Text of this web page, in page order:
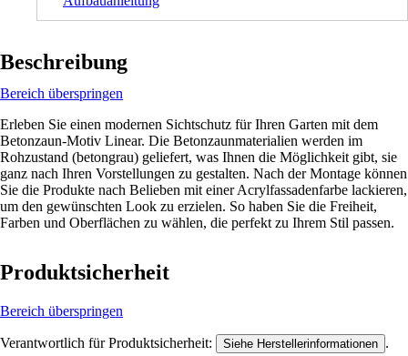
Beschreibung
Bereich überspringen
Erleben Sie einen modernen Sichtschutz für Ihren Garten mit dem
Betonzaun-Motiv Linear. Die Betonzaunmaterialien werden im
Rohzustand (betongrau) geliefert, was Ihnen die Möglichkeit gibt, sie
ganz nach Ihren Vorstellungen zu gestalten. Nach der Montage können
Sie die Produkte nach Belieben mit einer Acrylfassadenfarbe lackieren,
um den gewünschten Look zu erzielen. So haben Sie die Freiheit,
Farben und Oberflächen zu wählen, die perfekt zu Ihrem Stil passen.
Produktsicherheit
Bereich überspringen
Verantwortlich für Produktsicherheit: Siehe Herstellerinformationen .